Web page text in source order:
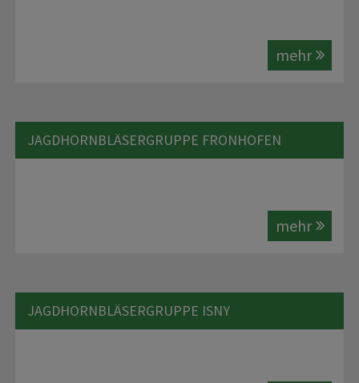
mehr
JAGDHORNBLÄSERGRUPPE FRONHOFEN
mehr
JAGDHORNBLÄSERGRUPPE ISNY